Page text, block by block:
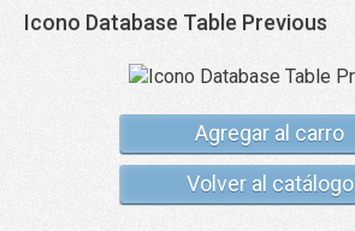
Icono Database Table Previous
Agregar al carro
Volver al catálogo